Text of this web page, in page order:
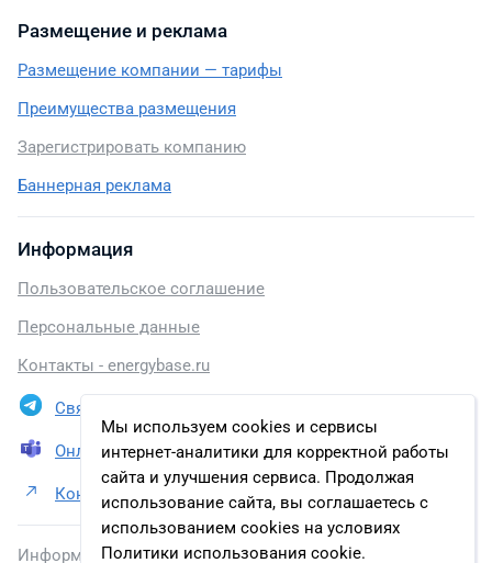
Мы используем cookies и сервисы
интернет-аналитики для корректной работы
сайта и улучшения сервиса. Продолжая
использование сайта, вы соглашаетесь с
использованием cookies на условиях
Политики использования cookie.
Размещение и реклама
Размещение компании — тарифы
Преимущества размещения
Зарегистрировать компанию
Баннерная реклама
Информация
Пользовательское соглашение
Персональные данные
Контакты - energybase.ru
Связаться в Telegram
Онлайн презентация
Контакты ООО «Ульяновскнефтегаз»
Информация, размещенная на сайте, включена в базу